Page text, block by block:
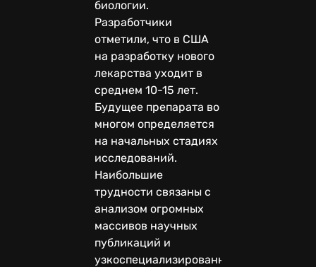
биологии.
Разработчики
отметили, что в США
на разработку нового
лекарства уходит в
среднем 10-15 лет.
Будущее препарата во
многом определяется
на начальных стадиях
исследований.
Наибольшие
трудности связаны с
анализом огромных
массивов научных
публикаций и
узкоспециализированных